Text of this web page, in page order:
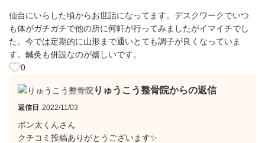
仙台にいらした頃からお世話になってます。デスクワークでいつ
も体がガチガチで他の所に何軒が行ってみましたがイマイチでし
た。今では定期的に山形まで通いとても調子が良くなっていま
す。鍼灸も併設なのが嬉しいです。
0
りゅうこう整骨院からの返信
返信日 2022/11/03
ポン太くんさん
クチコミ投稿ありがとうございます✨